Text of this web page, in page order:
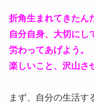
折角生まれてきたん
自分自身、大切にし
労わってあげよう。
楽しいこと、沢山さ
まず、自分の生活す